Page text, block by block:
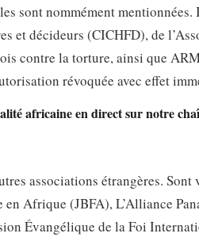
sont nommément
et décideurs (CICHFD), de
contre la torture, ainsi que
révoquée avec effet
africaine en direct sur notre
associations étrangères.
en Afrique (JBFA), L’Alliance
Évangélique de la Foi